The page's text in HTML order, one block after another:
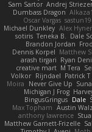
Sam Sartor Andrej
Dumbass Dragon
Oscar Vargas
Michael Dunkley Alex Hyner
sotiris Teneka B. Dale
Brandon Jordan
Dennis Korpel Matthew
arash tirgari Ryan
creative mart M Tera
Volkor Rijndael Patrick
Moira
Never Give Up
Michigan J Frog
BingusGringus Dale
Max Topham Austin
anthony lawrence
Matthew Garnett-Frizelle